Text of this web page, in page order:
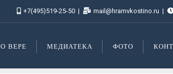
+7(495)519-25-50 mail@hramvkostino.ru
О ВЕРЕ МЕДИАТЕКА ФОТО